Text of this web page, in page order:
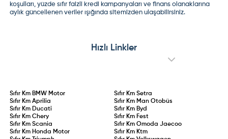
koşulları, yüzde sıfır faizli kredi kampanyaları ve finans olanaklarına
aylık güncellenen veriler ışığında sitemizden ulaşabilirsiniz.
Hızlı Linkler
Sıfır Km BMW Motor Sıfır Km Setra
Sıfır KmAprilia Sıfır Km Man Otobüs
Sıfır Km Ducati Sıfır Km Byd
Sıfır KmChery Sıfır Km Fest
Sıfır KmScania Sıfır Km Omoda Jaecoo
Sıfır Km Honda Motor Sıfır Km Ktm